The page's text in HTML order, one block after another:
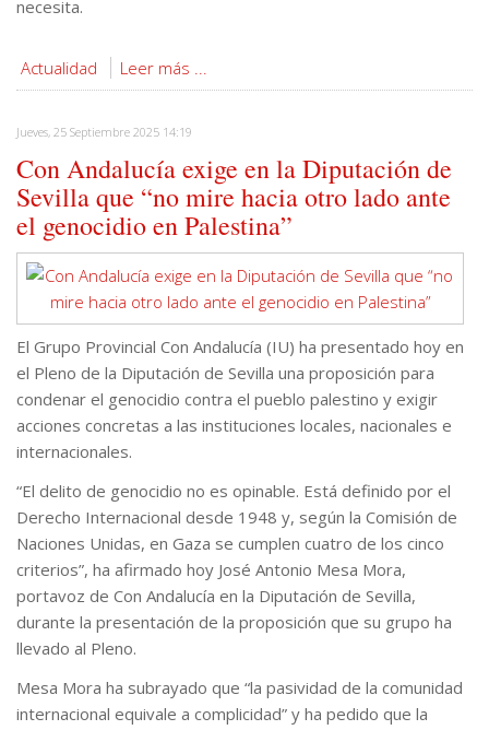
necesita.
Actualidad Leer más ...
Jueves, 25 Septiembre 2025 14:19
Con Andalucía exige en la Diputación de
Sevilla que “no mire hacia otro lado ante
el genocidio en Palestina”
El Grupo Provincial Con Andalucía (IU) ha presentado hoy en
el Pleno de la Diputación de Sevilla una proposición para
condenar el genocidio contra el pueblo palestino y exigir
acciones concretas a las instituciones locales, nacionales e
internacionales.
“El delito de genocidio no es opinable. Está definido por el
Derecho Internacional desde 1948 y, según la Comisión de
Naciones Unidas, en Gaza se cumplen cuatro de los cinco
criterios”, ha afirmado hoy José Antonio Mesa Mora,
portavoz de Con Andalucía en la Diputación de Sevilla,
durante la presentación de la proposición que su grupo ha
llevado al Pleno.
Mesa Mora ha subrayado que “la pasividad de la comunidad
internacional equivale a complicidad” y ha pedido que la